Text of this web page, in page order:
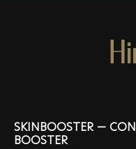
SKINBOOSTER —
BOOSTER